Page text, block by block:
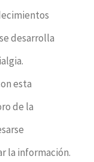
desarrolla
esta
de la
la información.